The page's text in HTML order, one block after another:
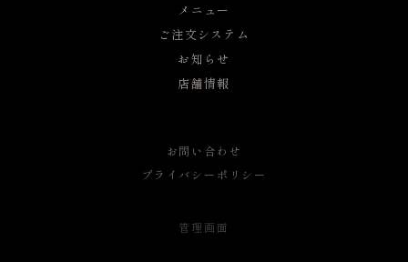
メニュー
ご注文システム
お知らせ
店舗情報
お問い合わせ
プライバシーポリシー
管理画面